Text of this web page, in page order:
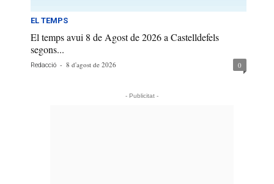
EL TEMPS
El temps avui 8 de Agost de 2026 a Castelldefels
segons...
Redacció - 8 d'agost de 2026 0
- Publicitat -